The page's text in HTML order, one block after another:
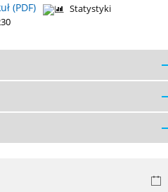
(PDF)
Statystyki